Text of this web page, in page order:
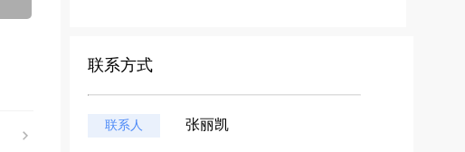
联系方式
联系人 张丽凯